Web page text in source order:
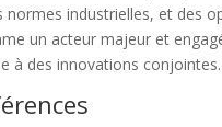
industrielles, et des
un acteur majeur et
à des innovations conjointes.